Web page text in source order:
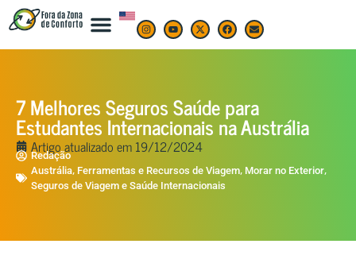
7 Melhores Seguros Saúde para
Estudantes Internacionais na Austrália
Artigo atualizado em19/12/2024
Redação
Austrália, Ferramentas e Recursos de Viagem, Morar no Exterior,
Seguros de Viagem e Saúde Internacionais